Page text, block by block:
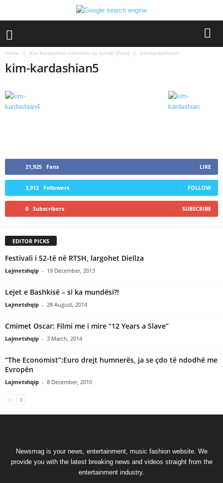
Home Kim Kardashian rikthehet në formë! (Foto) kim-kardashian5
kim-kardashian5
21,925 Fans LIKE
3,912 Followers FOLLOW
0 Subscribers SUBSCRIBE
EDITOR PICKS
Festivali i 52-të në RTSH, largohet Diellza
Lajmetshqip - 19 December, 2013
Lejet e Bashkisë – si ka mundësi?!
Lajmetshqip - 28 August, 2014
Cmimet Oscar: Filmi me i mire “12 Years a Slave”
Lajmetshqip - 3 March, 2014
“The Economist”:Euro drejt humnerës, ja se çdo të ndodhë me
Evropën
Lajmetshqip - 8 December, 2010
Newsmag is your news, entertainment, music fashion website. We
provide you with the latest breaking news and videos straight from the
entertainment industry.